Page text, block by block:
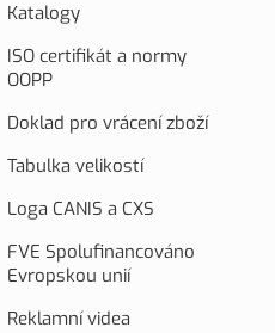
Katalogy
ISO certifikát a normy
OOPP
Doklad pro vrácení zboží
Tabulka velikostí
Loga CANIS a CXS
FVE Spolufinancováno
Evropskou unií
Reklamní videa